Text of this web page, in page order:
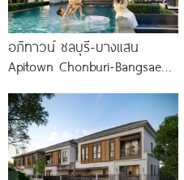
อภิทาวน์ ชลบุรี-บางแสน
Apitown Chonburi-Bangsaen
พร้อม Fitness 24 ชม.*